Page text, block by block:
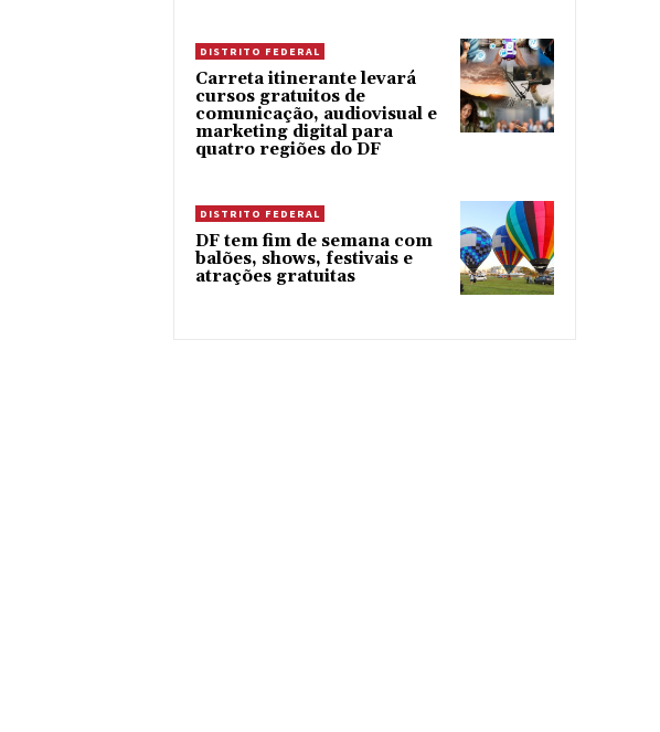
DISTRITO FEDERAL
Carreta itinerante levará
cursos gratuitos de
comunicação, audiovisual e
marketing digital para
quatro regiões do DF
DISTRITO FEDERAL
DF tem fim de semana com
balões, shows, festivais e
atrações gratuitas